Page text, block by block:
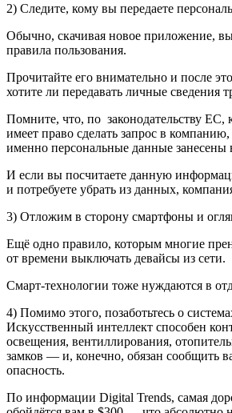
2) Следите, кому вы передаете
Обычно, скачивая новое приложение,
правила пользования.
Прочитайте его внимательно и после
хотите ли передавать личные сведения
Помните, что, по законодательству ЕС,
имеет право сделать запрос в
именно персональные данные занесены
И если вы посчитаете данную
и потребуете убрать из данных,
3) Отложим в сторону смартфоны и
Ещё одно правило, которым многие
от времени выключать девайсы из сети.
Смарт-технологии тоже нуждаются в
4) Помимо этого, позаботьтесь о
Искусственный интеллект способен
освещения, вентиллирования,
замков — и, конечно, обязан сообщить
опасность.
По информации Digital Trends, самая